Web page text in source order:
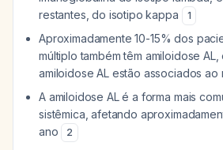
restantes, do isotipo kappa
1
Aproximadamente 10-15% dos
múltiplo também têm amiloidose
amiloidose AL estão associados ao
A amiloidose AL é a forma mais
sistêmica, afetando
ano
2